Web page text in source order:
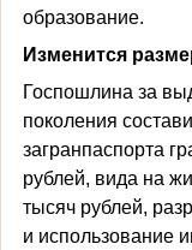
образование.
Изменится
Госпошлина за
поколения
загранпаспорта
рублей, вида на
тысяч рублей,
и использование